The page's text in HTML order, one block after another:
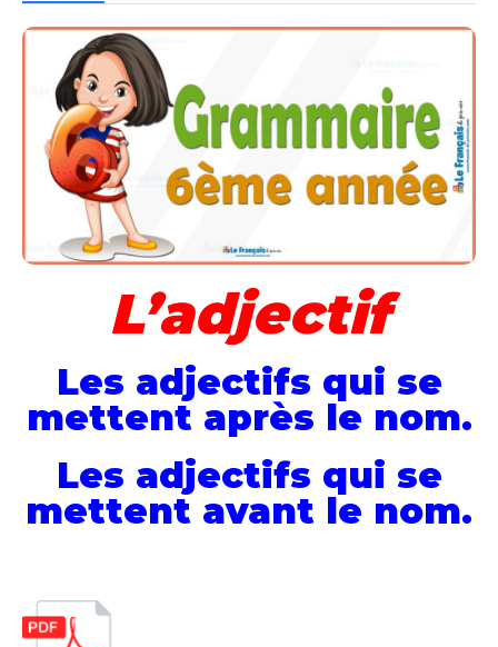
L’adjectif
Les adjectifs qui se
mettent après le nom.
Les adjectifs qui se
mettent avant le nom.